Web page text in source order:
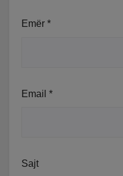
Emër *
Email *
Sajt